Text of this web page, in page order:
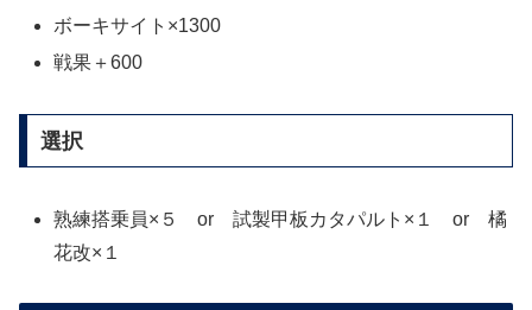
ボーキサイト×1300
戦果＋600
選択
熟練搭乗員×５ or 試製甲板カタパルト×１ or 橘
花改×１